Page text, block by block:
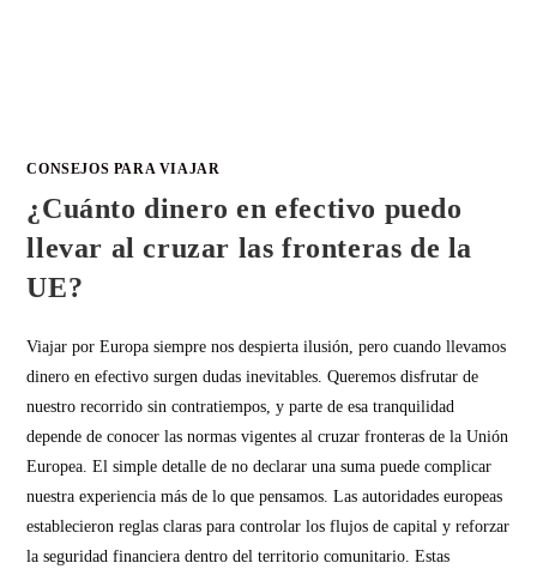
CONSEJOS PARA VIAJAR
¿Cuánto dinero en efectivo puedo
llevar al cruzar las fronteras de la
UE?
Viajar por Europa siempre nos despierta ilusión, pero cuando llevamos
dinero en efectivo surgen dudas inevitables. Queremos disfrutar de
nuestro recorrido sin contratiempos, y parte de esa tranquilidad
depende de conocer las normas vigentes al cruzar fronteras de la Unión
Europea. El simple detalle de no declarar una suma puede complicar
nuestra experiencia más de lo que pensamos. Las autoridades europeas
establecieron reglas claras para controlar los flujos de capital y reforzar
la seguridad financiera dentro del territorio comunitario. Estas